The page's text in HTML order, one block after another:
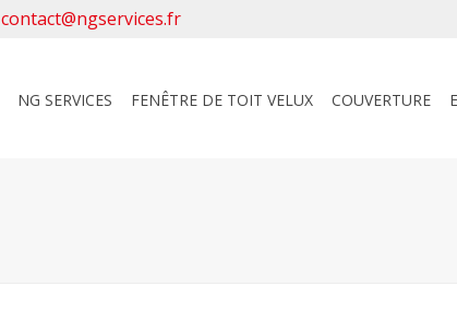
contact@ngservices.fr
NG SERVICES FENÊTRE DE TOIT VELUX COUVERTURE